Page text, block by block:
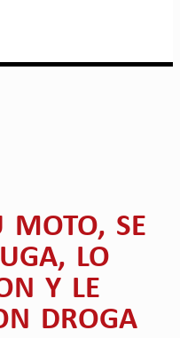
MOTO, SE
LO
Y LE
DROGA